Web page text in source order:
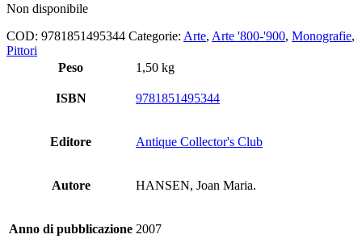
Non disponibile
COD: 9781851495344 Categorie: Arte, Arte '800-'900, Monografie,
Pittori
Peso
1,50 kg
ISBN 9781851495344
Editore Antique Collector's Club
Autore HANSEN, Joan Maria.
Anno di pubblicazione 2007